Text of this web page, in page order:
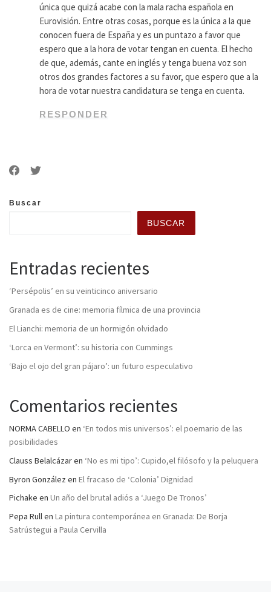
única que quizá acabe con la mala racha española en
Eurovisión. Entre otras cosas, porque es la única a la que
conocen fuera de España y es un puntazo a favor que
espero que a la hora de votar tengan en cuenta. El hecho
de que, además, cante en inglés y tenga buena voz son
otros dos grandes factores a su favor, que espero que a la
hora de votar nuestra candidatura se tenga en cuenta.
RESPONDER
Buscar
BUSCAR
Entradas recientes
‘Persépolis’ en su veinticinco aniversario
Granada es de cine: memoria fílmica de una provincia
El Lianchi: memoria de un hormigón olvidado
‘Lorca en Vermont’: su historia con Cummings
‘Bajo el ojo del gran pájaro’: un futuro especulativo
Comentarios recientes
NORMA CABELLO en ‘En todos mis universos’: el poemario de las
posibilidades
Clauss Belalcázaren ‘No es mi tipo’: Cupido,el filósofo y la peluquera
Byron González en El fracaso de ‘Colonia’ Dignidad
Pichake en Un año del brutal adiós a ‘Juego De Tronos’
Pepa Rullen La pintura contemporánea en Granada: De Borja
Satrústegui a Paula Cervilla